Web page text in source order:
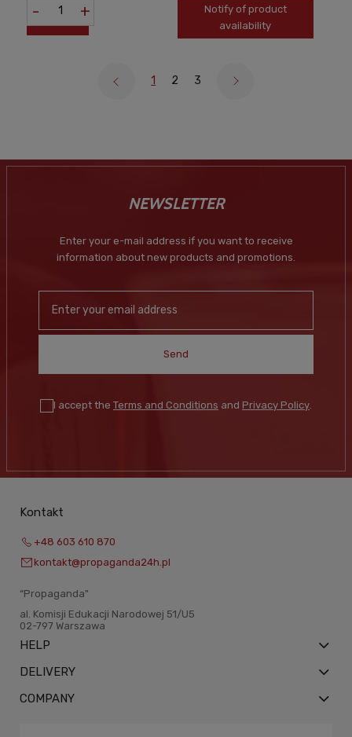
- +
Notify of product
availability
1 2 3
NEWSLETTER
Enter your e-mail address if you want to receive
information about new products and promotions.
Send
I accept the Terms and Conditions and Privacy Policy
Kontakt
+48 603 610 870
kontakt@propaganda24h.pl
“Propaganda"
al. Komisji Edukacji Narodowej 51/U5
02-797 Warszawa
HELP
DELIVERY
COMPANY